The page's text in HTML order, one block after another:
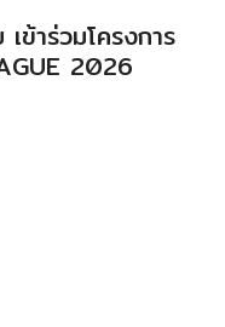
ข้าร่วมโครงการ
2026